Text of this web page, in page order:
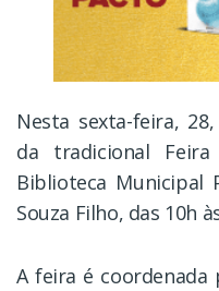
Nesta sexta-feira,
da tradicional
Biblioteca Municipal
Souza Filho, das 10h
A feira é coordenada